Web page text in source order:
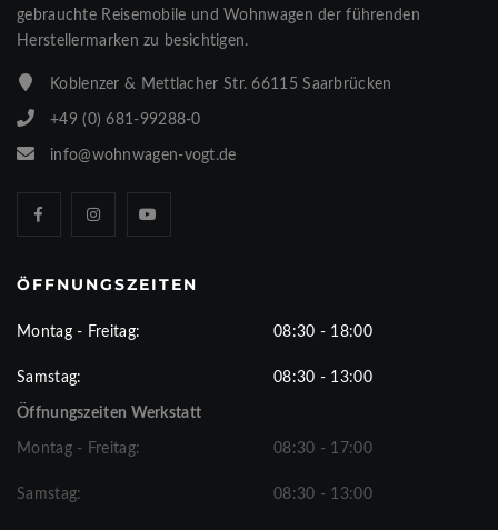
gebrauchte Reisemobile und Wohnwagen der führenden
Herstellermarken zu besichtigen.
Koblenzer & Mettlacher Str. 66115 Saarbrücken
+49 (0) 681-99288-0
info@wohnwagen-vogt.de
ÖFFNUNGSZEITEN
Montag - Freitag: 08:30 - 18:00
Samstag: 08:30 - 13:00
Öffnungszeiten Werkstatt
Montag - Freitag: 08:30 - 17:00
Samstag: 08:30 - 13:00